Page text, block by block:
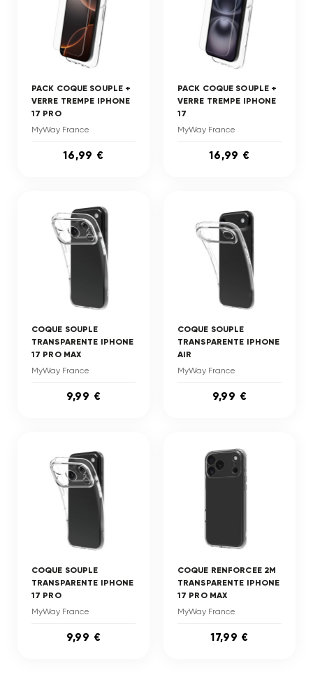
PACK COQUE SOUPLE +
VERRE TREMPE IPHONE
17 PRO
MyWay France
16,99 €
PACK COQUE SOUPLE +
VERRE TREMPE IPHONE
17
MyWay France
16,99 €
COQUE SOUPLE
TRANSPARENTE IPHONE
17 PRO MAX
MyWay France
9,99 €
COQUE SOUPLE
TRANSPARENTE IPHONE
AIR
MyWay France
9,99 €
COQUE SOUPLE
TRANSPARENTE IPHONE
17 PRO
MyWay France
9,99 €
COQUE RENFORCEE 2M
TRANSPARENTE IPHONE
17 PRO MAX
MyWay France
17,99 €